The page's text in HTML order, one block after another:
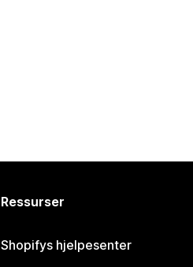
Ressurser
Shopifys hjelpesenter